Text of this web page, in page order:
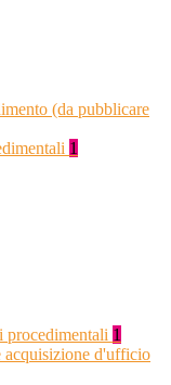
(da pubblicare
1
procedimentali 1
acquisizione d'ufficio